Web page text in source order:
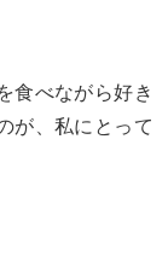
食べながら好き
が、私にとって